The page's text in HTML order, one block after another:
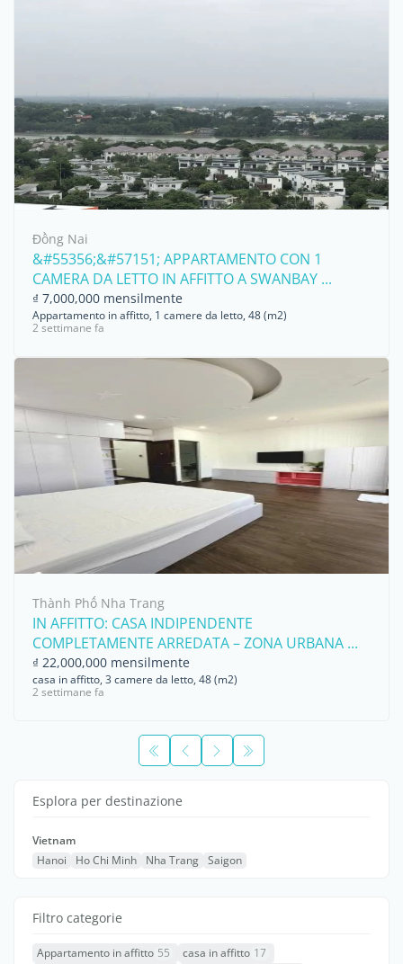
Đồng Nai
&#55356;&#57151; APPARTAMENTO CON 1
CAMERA DA LETTO IN AFFITTO A SWANBAY ...
₫ 7,000,000 mensilmente
Appartamento in affitto, 1 camere da letto, 48 (m2)
2 settimane fa
Thành Phố Nha Trang
IN AFFITTO: CASA INDIPENDENTE
COMPLETAMENTE ARREDATA – ZONA URBANA ...
₫ 22,000,000 mensilmente
casa in affitto, 3 camere da letto, 48 (m2)
2 settimane fa
Esplora per destinazione
Vietnam
Hanoi
Ho Chi Minh Nha Trang Saigon
Filtro categorie
Appartamento in affitto 55 casa in affitto 17